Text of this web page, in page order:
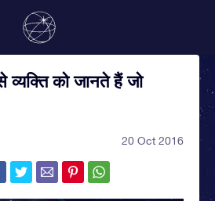
को जानते हैं जो
20 Oct 2016